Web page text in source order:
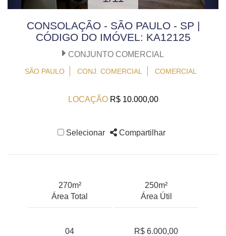
CONSOLAÇÃO - SÃO PAULO - SP |
CÓDIGO DO IMÓVEL: KA12125
CONJUNTO COMERCIAL
SÃO PAULO CONJ. COMERCIAL COMERCIAL
LOCAÇÃOR$ 10.000,00
Selecionar Compartilhar
270m²
Área Total
250m²
Área Útil
04
R$ 6.000,00